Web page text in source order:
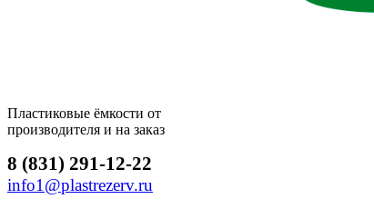
Пластиковые ёмкости от
производителя и на заказ
8 (831) 291-12-22
info1@plastrezerv.ru